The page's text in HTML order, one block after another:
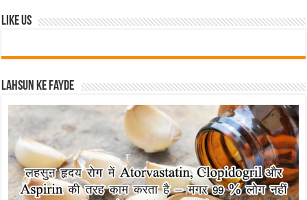
Like Us
Lahsun ke fayde